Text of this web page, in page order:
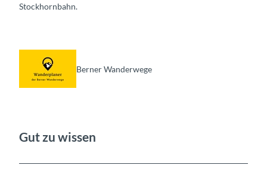
Stockhornbahn.
Berner Wanderwege
Gut zu wissen